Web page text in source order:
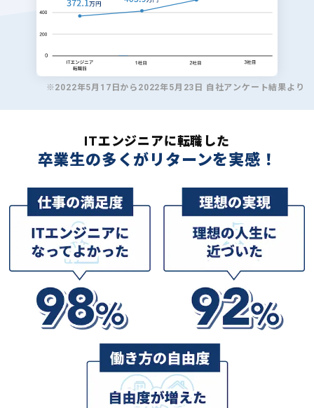
※2022年5月17日から2022年5月23日 自社アンケート結果より
ITエンジニアに転職した
卒業生の多くがリターンを実感！